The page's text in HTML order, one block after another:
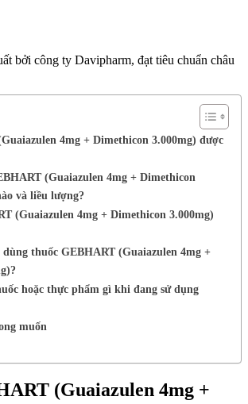
bởi công ty Davipharm, đạt tiêu chuẩn châu
4mg + Dimethicon 3.000mg) được
(Guaiazulen 4mg + Dimethicon
và liều lượng?
(Guaiazulen 4mg + Dimethicon 3.000mg)
thuốc GEBHART (Guaiazulen 4mg +
hoặc thực phẩm gì khi đang sử dụng
muốn
(Guaiazulen 4mg +